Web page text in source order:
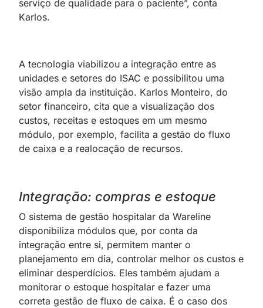
serviço de qualidade para o paciente”, conta
Karlos.
A tecnologia viabilizou a integração entre as
unidades e setores do ISAC e possibilitou uma
visão ampla da instituição. Karlos Monteiro, do
setor financeiro, cita que a visualização dos
custos, receitas e estoques em um mesmo
módulo, por exemplo, facilita a gestão do fluxo
de caixa e a realocação de recursos.
Integração: compras e estoque
O sistema de gestão hospitalar da Wareline
disponibiliza módulos que, por conta da
integração entre si, permitem manter o
planejamento em dia, controlar melhor os custos e
eliminar desperdícios. Eles também ajudam a
monitorar o estoque hospitalar e fazer uma
correta gestão de fluxo de caixa. É o caso dos